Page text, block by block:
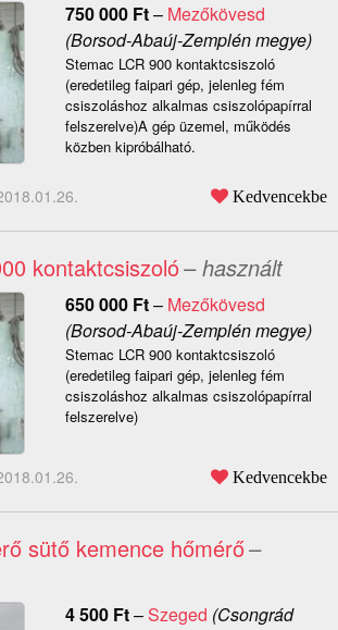
750 000 Ft– Mezőkövesd
(Borsod-Abaúj-Zemplén megye)
Stemac LCR 900 kontaktcsiszoló
(eredetileg faipari gép, jelenleg fém
csiszoláshoz alkalmas csiszolópapírral
felszerelve)A gép üzemel, működés
közben kipróbálható.
Kedvencekbe
kontaktcsiszoló– használt
650 000 Ft– Mezőkövesd
(Borsod-Abaúj-Zemplén megye)
Stemac LCR 900 kontaktcsiszoló
(eredetileg faipari gép, jelenleg fém
csiszoláshoz alkalmas csiszolópapírral
felszerelve)
Kedvencekbe
sütő kemence hőmérő–
4 500 Ft–Szeged (Csongrád